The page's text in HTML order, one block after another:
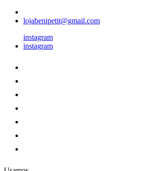
lojabenipetit@gmail.com
instagram
instagram